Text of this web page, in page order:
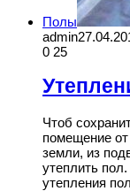
Полы
admin
0 25
Чтоб
помещение
земли, из
утеплить
утепления